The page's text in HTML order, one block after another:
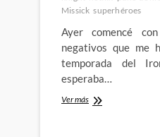
Missick superhéroes
Ayer comencé
negativos que me
temporada del
esperaba…
Ver másLos